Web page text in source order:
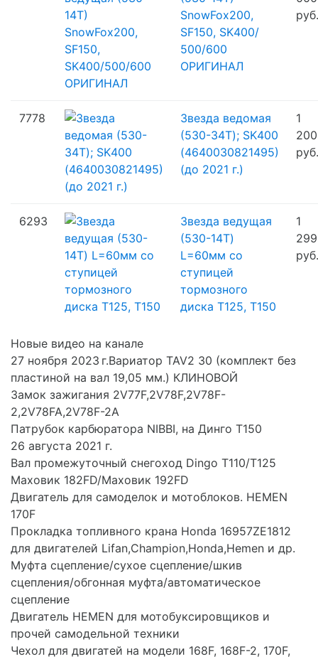
SnowFox200,
SF150, SK400/
500/600
ОРИГИНАЛ
руб.
7778
Звезда ведомая
(530-34T); SK400
(4640030821495)
(до 2021 г.)
1
200
руб.
6293
Звезда ведущая
(530-14T)
L=60мм со
ступицей
тормозного
диска T125, T150
1
299
руб.
Новые видео на канале
27 ноября 2023 г.Вариатор TAV2 30 (комплект без
пластиной на вал 19,05 мм.) КЛИНОВОЙ
Замок зажигания 2V77F,2V78F,2V78F-
2,2V78FA,2V78F-2A
Патрубок карбюратора NIBBI, на Динго Т150
26 августа 2021 г.
Вал промежуточный снегоход Dingo T110/T125
Маховик 182FD/Маховик 192FD
Двигатель для самоделок и мотоблоков. HEMEN
170F
Прокладка топливного крана Honda 16957ZE1812
для двигателей Lifan,Champion,Honda,Hemen и др.
Муфта сцепление/сухое сцепление/шкив
сцепления/обгонная муфта/автоматическое
сцепление
Двигатель HEMEN для мотобуксировщиков и
прочей самодельной техники
Чехол для двигатей на модели 168F, 168F-2, 170F,